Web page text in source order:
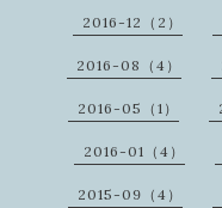
2016-12（2）
2016-08（4）
2016-05（1）
2016-01（4）
2015-09（4）